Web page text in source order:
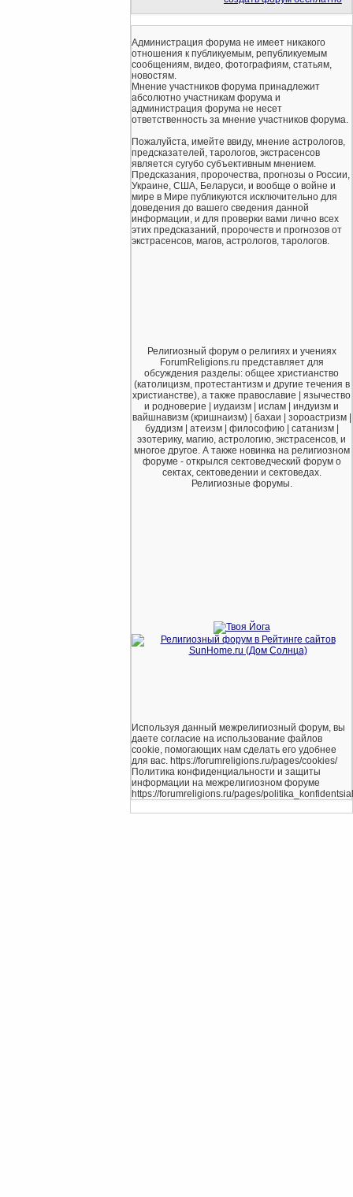
Администрация форума не имеет никакого
отношения к публикуемым, републикуемым
сообщениям, видео, фотографиям, статьям,
новостям.
Мнение участников форума принадлежит
абсолютно участникам форума и
администрация форума не несет
ответственность за мнение участников форума.
Пожалуйста, имейте ввиду, мнение астрологов,
предсказателей, тарологов, экстрасенсов
является сугубо субъективным мнением.
Предсказания, пророчества, прогнозы о России,
Украине, США, Беларуси, и вообще о войне и
мире в Мире публикуются исключительно для
доведения до вашего сведения данной
информации, и для проверки вами лично всех
этих предсказаний, пророчеств и прогнозов от
экстрасенсов, магов, астрологов, тарологов.
Религиозный форум о религиях и учениях
ForumReligions.ru представляет для
обсуждения разделы: общее христианство
(католицизм, протестантизм и другие течения в
христианстве), а также православие | язычество
и родноверие | иудаизм | ислам | индуизм и
вайшнавизм (кришнаизм) | бахаи | зороастризм |
буддизм | атеизм | философию | сатанизм |
эзотерику, магию, астрологию, экстрасенсов, и
многое другое. А также новинка на религиозном
форуме - открылся сектоведческий форум о
сектах, сектоведении и сектоведах.
Религиозные форумы.
Используя данный межрелигиозный форум, вы
даете согласие на использование файлов
cookie, помогающих нам сделать его удобнее
для вас. https://forumreligions.ru/pages/cookies/
Политика конфиденциальности и защиты
информации на межрелигиозном форуме
https://forumreligions.ru/pages/